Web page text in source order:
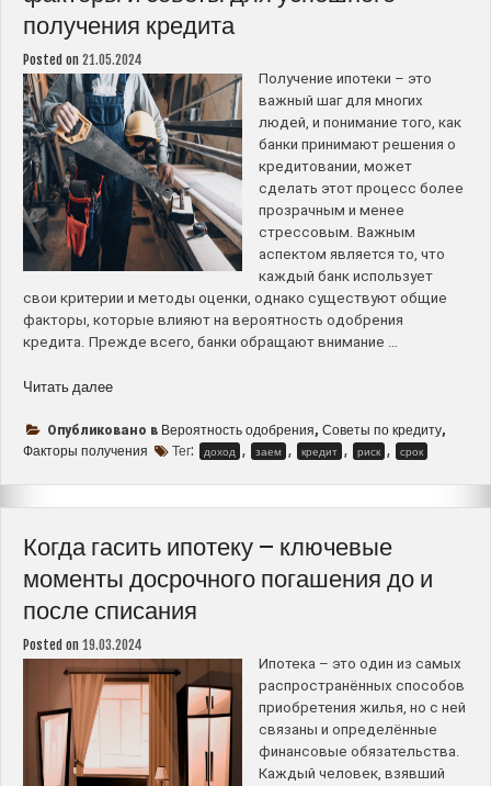
получения кредита
Posted on 21.05.2024
Получение ипотеки – это
важный шаг для многих
людей, и понимание того, как
банки принимают решения о
кредитовании, может
сделать этот процесс более
прозрачным и менее
стрессовым. Важным
аспектом является то, что
каждый банк использует
свои критерии и методы оценки, однако существуют общие
факторы, которые влияют на вероятность одобрения
кредита. Прежде всего, банки обращают внимание …
Читать далее“Как
определяют
вероятность
основные
факторы
и
советы
успешного
получения
кредита”
Опубликовано в Вероятность одобрения, Советы по кредиту,
Факторы получения Тег: доход , заем , кредит , риск , срок
Когда гасить ипотеку – ключевые
моменты досрочного погашения до и
после списания
Posted on 19.03.2024
Ипотека – это один из самых
распространённых способов
приобретения жилья, но с ней
связаны и определённые
финансовые обязательства.
Каждый человек, взявший